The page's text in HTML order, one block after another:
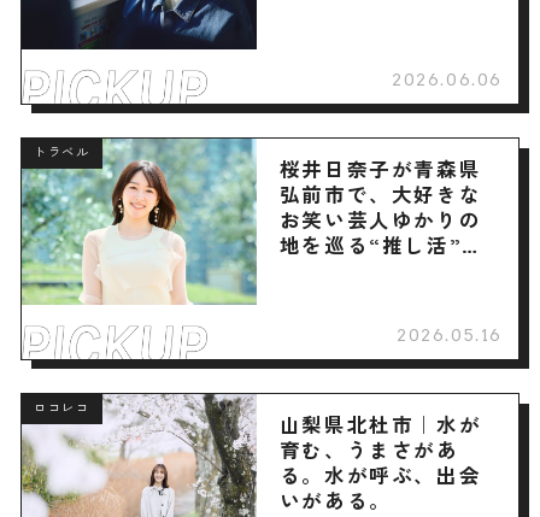
2026.06.06
トラベル
桜井日奈子が青森県
弘前市で、大好きな
お笑い芸人ゆかりの
地を巡る“推し活”旅
2026.05.16
ロコレコ
山梨県北杜市｜水が
育む、うまさがあ
る。水が呼ぶ、出会
いがある。